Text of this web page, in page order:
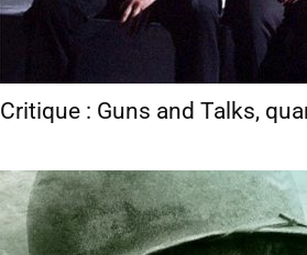
Critique : Guns and Talks,